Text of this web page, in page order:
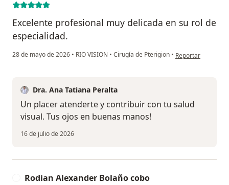
Excelente profesional muy delicada en su rol de
especialidad.
28 de mayo de 2026 • RIO VISION • Cirugía de Pterigion • en opinión del
Reportar
Dra. Ana Tatiana Peralta
Un placer atenderte y contribuir con tu salud
visual. Tus ojos en buenas manos!
16 de julio de 2026
Rodian Alexander Bolaño cobo